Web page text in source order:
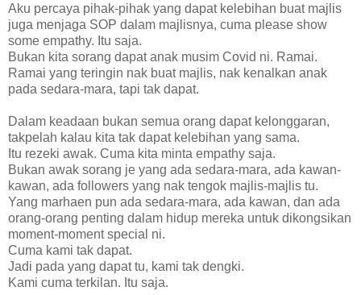
Aku percaya pihak-pihak yang dapat kelebihan buat majlis
juga menjaga SOP dalam majlisnya, cuma please show
some empathy. Itu saja.
Bukan kita sorang dapat anak musim Covid ni. Ramai.
Ramai yang teringin nak buat majlis, nak kenalkan anak
pada sedara-mara, tapi tak dapat.
Dalam keadaan bukan semua orang dapat kelonggaran,
takpelah kalau kita tak dapat kelebihan yang sama.
Itu rezeki awak. Cuma kita minta empathy saja.
Bukan awak sorang je yang ada sedara-mara, ada kawan-
kawan, ada followers yang nak tengok majlis-majlis tu.
Yang marhaen pun ada sedara-mara, ada kawan, dan ada
orang-orang penting dalam hidup mereka untuk dikongsikan
moment-moment special ni.
Cuma kami tak dapat.
Jadi pada yang dapat tu, kami tak dengki.
Kami cuma terkilan. Itu saja.